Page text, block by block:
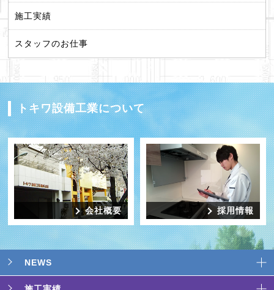
施工実績
スタッフのお仕事
トキワ設備工業について
会社概要 採用情報
NEWS